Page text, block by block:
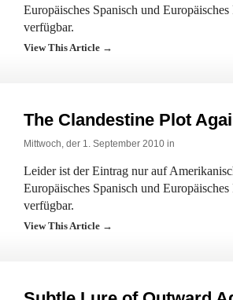
Europäisches Spanisch und Europäisches
verfügbar.
View This Article →
The Clandestine Plot
Mittwoch, der 1. September 2010 in
Leider ist der Eintrag nur auf
Europäisches Spanisch und Europäisches
verfügbar.
View This Article →